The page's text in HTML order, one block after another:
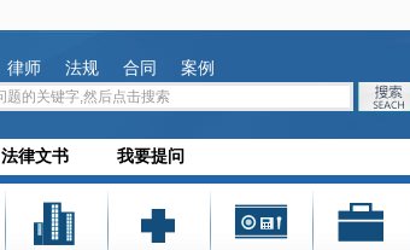
律师 法规 合同 案例
法律文书 我要提问